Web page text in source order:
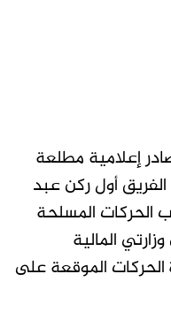
إعلامية مطلعة
أول ركن عبد
الحركات المسلحة
المالية
الموقعة على